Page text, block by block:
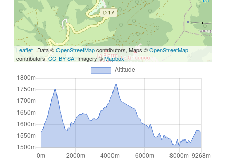
Leaflet| Data ©OpenStreetMapcontributors, Maps ©OpenStreetMap
contributors,CC-BY-SA, Imagery ©Mapbox